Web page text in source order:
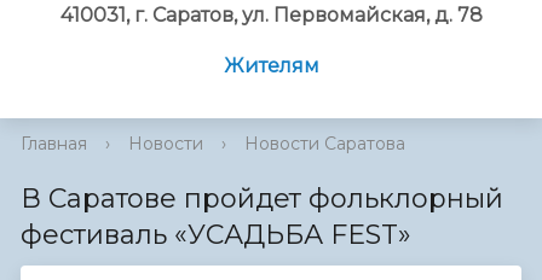
410031, г. Саратов, ул. Первомайская, д. 78
Жителям
Главная › Новости › Новости Саратова
В Саратове пройдет фольклорный
фестиваль «УСАДЬБА FEST»